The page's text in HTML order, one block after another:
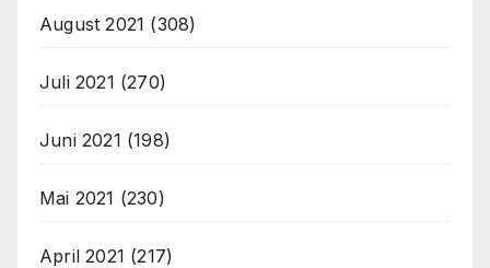
August 2021 (308)
Juli 2021 (270)
Juni 2021 (198)
Mai 2021 (230)
April 2021 (217)